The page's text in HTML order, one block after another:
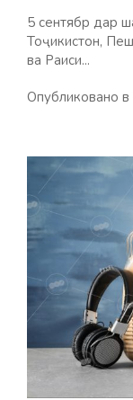
5 сентябр дар
Тоҷикистон,
ва Раиси...
Опубликовано в